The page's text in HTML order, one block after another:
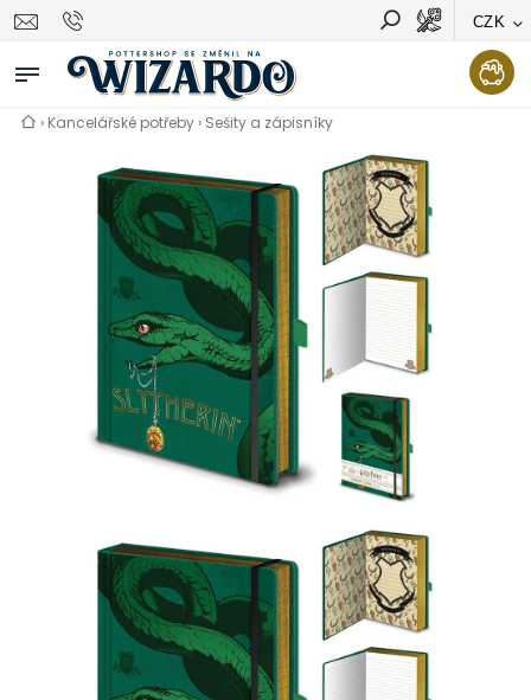
CZK
Vyhledávání Hledat
› Kancelářské potřeby › Sešity a zápisníky